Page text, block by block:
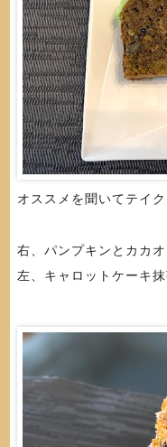
オススメを聞いてテイ
右、パンプキンとカカ
左、キャロットケーキ抹